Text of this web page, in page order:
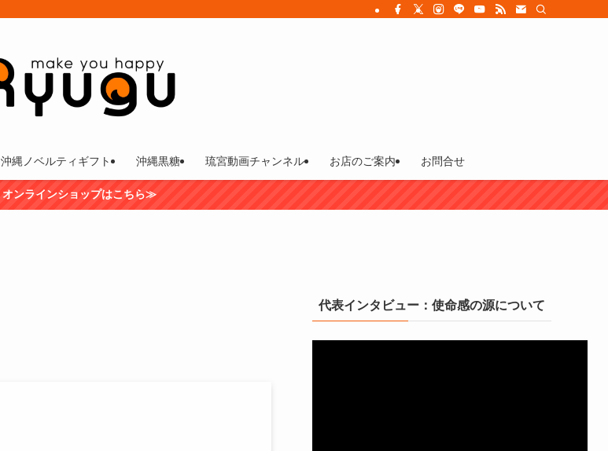
沖縄ノベルティギフト 沖縄黒糖 琉宮動画チャンネル お店のご案内 お問合せ
オンラインショップはこちら≫
代表インタビュー：使命感の源について